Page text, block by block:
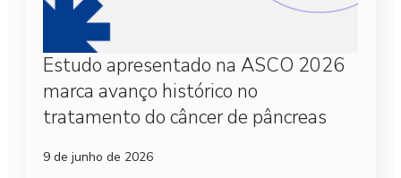
Estudo apresentado na ASCO 2026
marca avanço histórico no
tratamento do câncer de pâncreas
9 de junho de 2026